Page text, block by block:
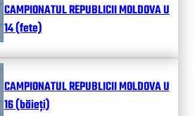
CAMPIONATUL REPUBLICII MOLDOVA U
14 (fete)
CAMPIONATUL REPUBLICII MOLDOVA U
16 (băieți)